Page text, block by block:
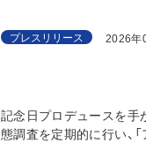
プレスリリース 2026年
記念日プロデュースを手
態調査を定期的に行い、